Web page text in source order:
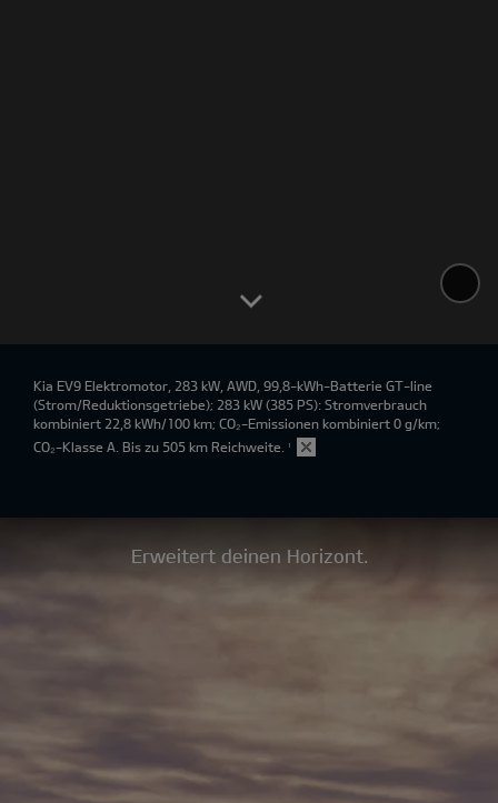
Kia EV9 Elektromotor, 283 kW, AWD, 99,8-kWh-Batterie GT-line
(Strom/Reduktionsgetriebe); 283 kW (385 PS): Stromverbrauch
kombiniert 22,8 kWh/100 km; CO₂-Emissionen kombiniert 0 g/km;
CO₂-Klasse A. Bis zu 505 km Reichweite. ¹
Erweitert deinen Horizont.